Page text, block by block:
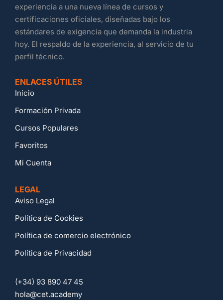
experiencia a una nueva línea de cursos y
certificaciones oficiales, diseñadas bajo los
estándares de exigencia que demanda la industria
hoy. El respaldo de la experiencia, al servicio de tu
perfil técnico.
ENLACES ÚTILES
Inicio
Formación Privada
Cursos Populares
Favoritos
Mi Cuenta
LEGAL
Aviso Legal
Política de Cookies
Política de comercio electrónico
Política de Privacidad
(+34) 93 890 47 45
hola@cet.academy